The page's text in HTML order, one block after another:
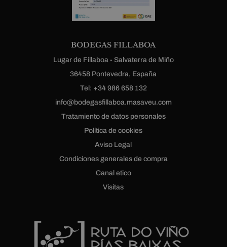
BODEGAS FILLABOA
Lugar de Fillaboa - Salvaterra de Miño
36458 Pontevedra, España
Tel: +34 986 658 132
info@bodegasfillaboa.masaveu.com
Tratamiento de datos personales
Política de cookies
Aviso Legal
Condiciones generales de compra
Canal etico
Visitas